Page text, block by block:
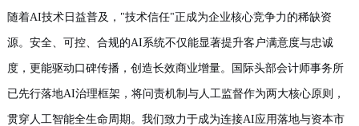
随着AI技术日益普及，"技术信任"正成为企业核心竞争力的稀缺资
源。安全、可控、合规的AI系统不仅能显著提升客户满意度与忠诚
度，更能驱动口碑传播，创造长效商业增量。国际头部会计师事务所
已先行落地AI治理框架，将问责机制与人工监督作为两大核心原则，
贯穿人工智能全生命周期。我们致力于成为连接AI应用落地与资本市